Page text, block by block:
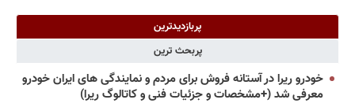
پربازدیدترین
پربحث ترین
خودرو ریرا در آستانه فروش برای مردم و نمایندگی های ایران خودرو
معرفی شد (+مشخصات و جزئیات فنی و کاتالوگ ریرا)